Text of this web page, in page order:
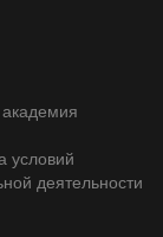
условий
деятельности